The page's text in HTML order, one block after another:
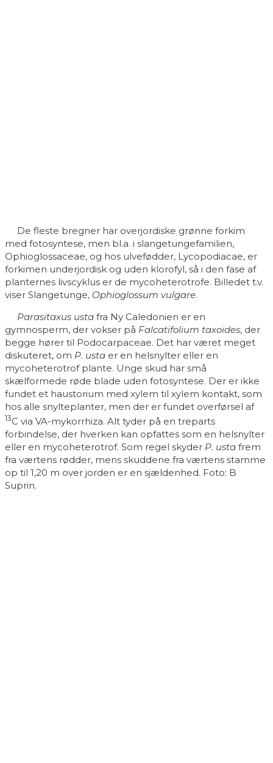
De fleste bregner har overjordiske grønne forkim
med fotosyntese, men bl.a. i slangetungefamilien,
Ophioglossaceae, og hos ulvefødder, Lycopodiacae, er
forkimen underjordisk og uden klorofyl, så i den fase af
planternes livscyklus er de mycoheterotrofe. Billedet t.v.
viser Slangetunge, Ophioglossum vulgare.
Parasitaxus usta fra Ny Caledonien er en
gymnosperm, der vokser på Falcatifolium taxoides, der
begge hører til Podocarpaceae. Det har været meget
diskuteret, om P. usta er en helsnylter eller en
mycoheterotrof plante. Unge skud har små
skælformede røde blade uden fotosyntese. Der er ikke
fundet et haustorium med xylem til xylem kontakt, som
hos alle snylteplanter, men der er fundet overførsel af
13C via VA-mykorrhiza. Alt tyder på en treparts
forbindelse, der hverken kan opfattes som en helsnylter
eller en mycoheterotrof. Som regel skyder P. usta frem
fra værtens rødder, mens skuddene fra værtens stamme
op til 1,20 m over jorden er en sjældenhed. Foto: B
Suprin.